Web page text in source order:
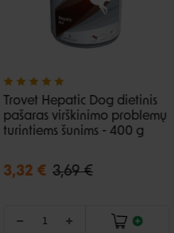
Trovet Hepatic Dog dietinis
pašaras virškinimo problemų
turintiems šunims - 400 g
3,32 € 3,69 €